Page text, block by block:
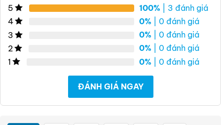
5 100% | 3 đánh giá
4
0% | 0 đánh giá
3
0% | 0 đánh giá
2
0% | 0 đánh giá
1
0% | 0 đánh giá
ĐÁNH GIÁ NGAY